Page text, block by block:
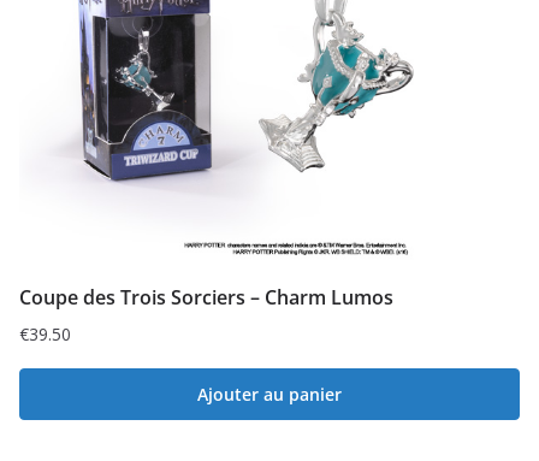
Coupe des Trois Sorciers – Charm Lumos
€39.50
Ajouter au panier